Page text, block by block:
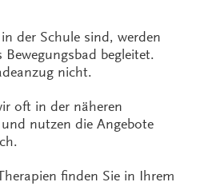
der Schule sind, werden
begleitet.
nicht.
oft in der näheren
nutzen die Angebote
finden Sie in Ihrem